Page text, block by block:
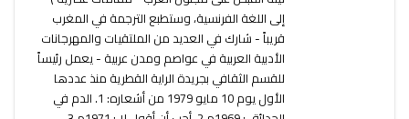
إلى اللغة الفرنسية، وستطبع الترجمة في المغرب
قريباً - شارك في العديد من الملتقيات والمهرجانات
الأدبية العربية في عواصم ومدن عربية - يعمل رئيساً
للقسم الثقافي بجريدة الراية القطرية منذ عددها
الأول يوم 10 مايو 1979 من أشعاره: 1. الدم في